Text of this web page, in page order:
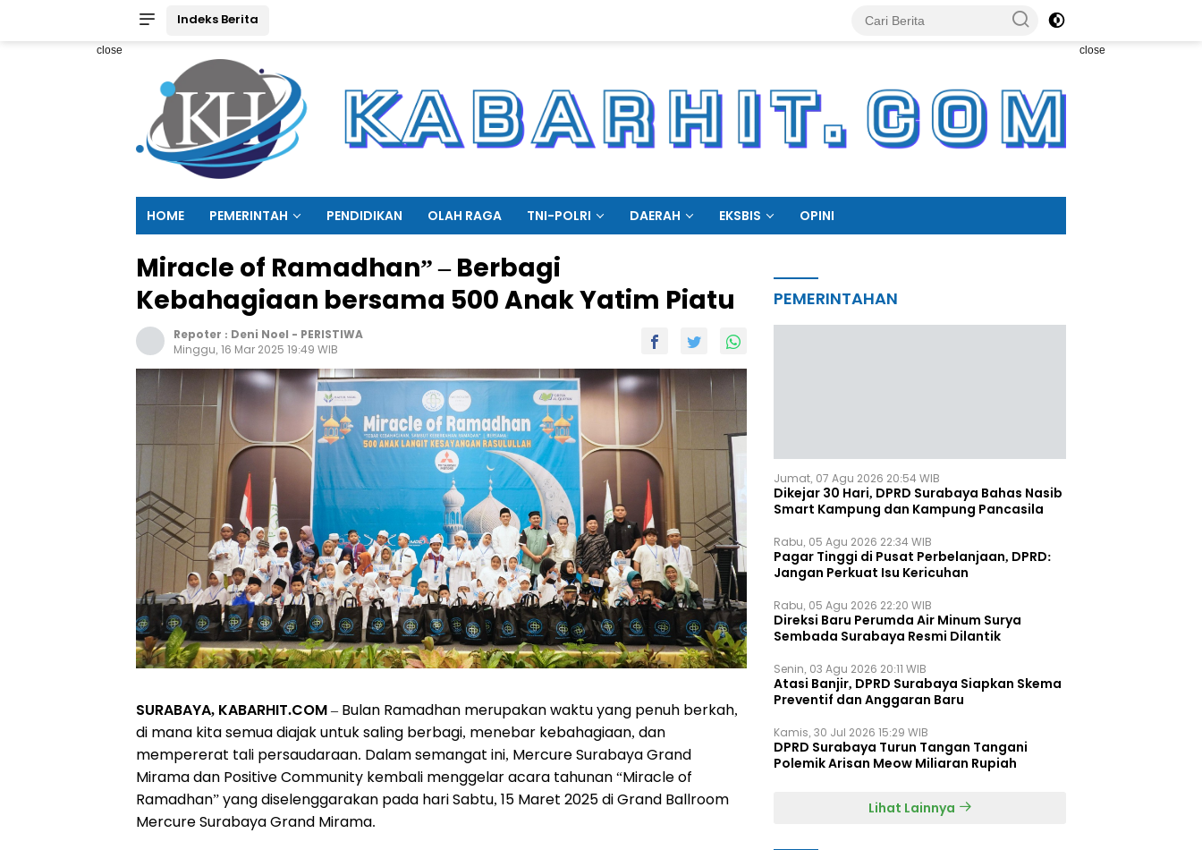
Indeks Berita
close close
HOME PEMERINTAH PENDIDIKAN OLAH RAGA TNI-POLRI DAERAH EKSBIS OPINI
Miracle of Ramadhan” – Berbagi
Kebahagiaan bersama 500 Anak Yatim Piatu
Repoter : Deni Noel - PERISTIWA
Minggu, 16 Mar 2025 19:49 WIB
SURABAYA, KABARHIT.COM– Bulan Ramadhan merupakan waktu yang penuh berkah,
di mana kita semua diajak untuk saling berbagi, menebar kebahagiaan, dan
mempererat tali persaudaraan. Dalam semangat ini, Mercure Surabaya Grand
Mirama dan Positive Community kembali menggelar acara tahunan “Miracle of
Ramadhan” yang diselenggarakan pada hari Sabtu, 15 Maret 2025 di Grand Ballroom
Mercure Surabaya Grand Mirama.
PEMERINTAHAN
Jumat, 07 Agu 2026 20:54 WIB
Dikejar 30 Hari, DPRD Surabaya Bahas Nasib
Smart Kampung dan Kampung Pancasila
Rabu, 05 Agu 2026 22:34 WIB
Pagar Tinggi di Pusat Perbelanjaan, DPRD:
Jangan Perkuat Isu Kericuhan
Rabu, 05 Agu 2026 22:20 WIB
Direksi Baru Perumda Air Minum Surya
Sembada Surabaya Resmi Dilantik
Senin, 03 Agu 2026 20:11 WIB
Atasi Banjir, DPRD Surabaya Siapkan Skema
Preventif dan Anggaran Baru
Kamis, 30 Jul 2026 15:29 WIB
DPRD Surabaya Turun Tangan Tangani
Polemik Arisan Meow Miliaran Rupiah
Lihat Lainnya